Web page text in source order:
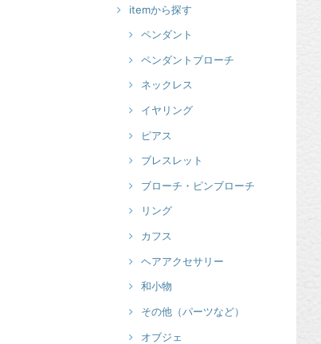
itemから探す
ペンダント
ペンダントブローチ
ネックレス
イヤリング
ピアス
ブレスレット
ブローチ・ピンブローチ
リング
カフス
ヘアアクセサリー
和小物
その他（パーツなど）
オブジェ